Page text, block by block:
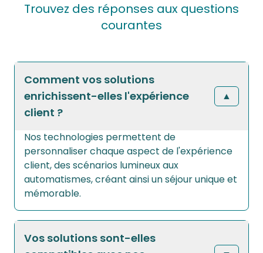
Trouvez des réponses aux questions
courantes
Comment vos solutions
enrichissent-elles l'expérience
client ?
▲
Nos technologies permettent de
personnaliser chaque aspect de l'expérience
client, des scénarios lumineux aux
automatismes, créant ainsi un séjour unique et
mémorable.
Vos solutions sont-elles